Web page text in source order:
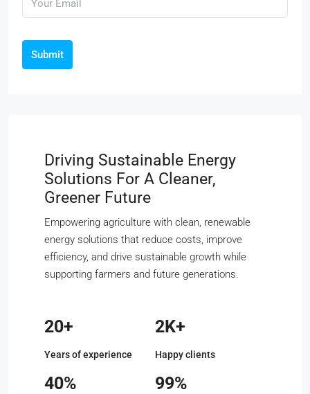
Submit
Driving Sustainable Energy
Solutions For A Cleaner,
Greener Future
Empowering agriculture with clean, renewable
energy solutions that reduce costs, improve
efficiency, and drive sustainable growth while
supporting farmers and future generations.
20+
Years of experience
2K+
Happy clients
40% 99%